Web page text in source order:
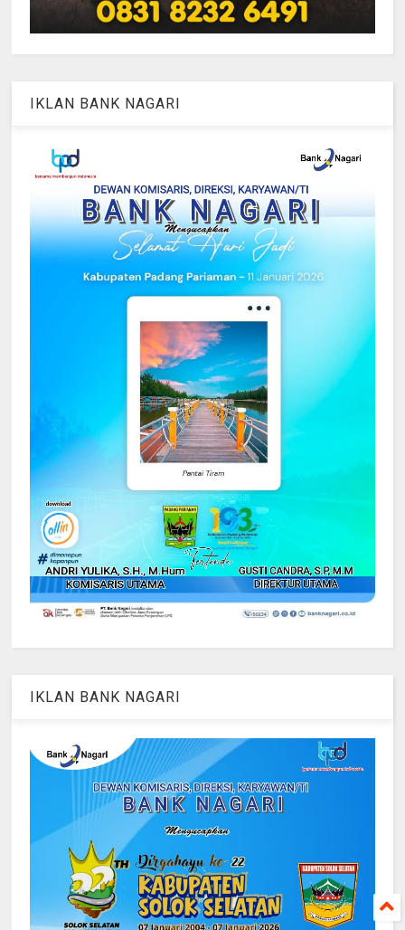
IKLAN BANK NAGARI
IKLAN BANK NAGARI